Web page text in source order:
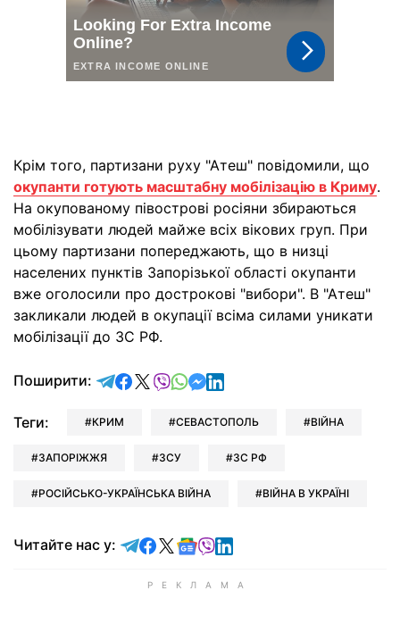
Крім того, партизани руху "Атеш" повідомили, що
окупанти готують масштабну мобілізацію в Криму.
На окупованому півострові росіяни збираються
мобілізувати людей майже всіх вікових груп. При
цьому партизани попереджають, що в низці
населених пунктів Запорізької області окупанти
вже оголосили про дострокові "вибори". В "Атеш"
закликали людей в окупації всіма силами уникати
мобілізації до ЗС РФ.
Поширити: відправити у Telegram
поділитись у Facebook
поділитись у X
відправити у Viber
відправити у Whatsapp
відправити у Messenger
відправити у LinkedIn
Теги: КРИМ СЕВАСТОПОЛЬ ВІЙНА
ЗАПОРІЖЖЯ ЗСУ ЗС РФ
РОСІЙСЬКО-УКРАЇНСЬКА ВІЙНА ВІЙНА В УКРАЇНІ
Читайте нас у: Читайте у Telegram
Читайте у Facebook
Читайте у X
Читайте у Google news
Читайте у Viber
Читайте у LinkedIn